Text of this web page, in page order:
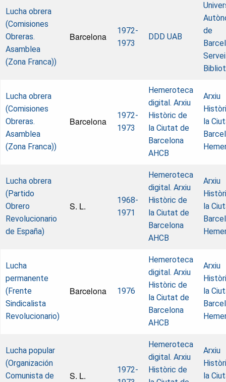
Lucha obrera
(Comisiones
Obreras.
Asamblea
(Zona Franca))
Barcelona
1972-
1973
DDD UAB
de
Lucha obrera
(Comisiones
Obreras.
Asamblea
(Zona Franca))
Barcelona
1972-
1973
Hemeroteca
digital. Arxiu
Històric de
la Ciutat de
Barcelona
AHCB
Arxiu
la
Lucha obrera
(Partido
Obrero
Revolucionario
de España)
S. L.
1968-
1971
Hemeroteca
digital. Arxiu
Històric de
la Ciutat de
Barcelona
AHCB
Arxiu
la
Lucha
permanente
(Frente
Sindicalista
Revolucionario)
Barcelona 1976
Hemeroteca
digital. Arxiu
Històric de
la Ciutat de
Barcelona
AHCB
Arxiu
la
Lucha popular
(Organización
Comunista de
S. L.
1972-
Hemeroteca
digital. Arxiu
Històric de
Arxiu
la